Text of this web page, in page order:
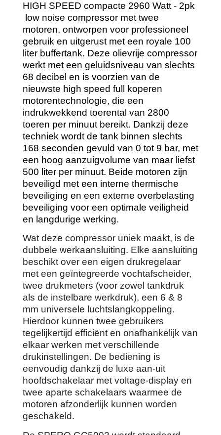
HIGH SPEED compacte 2960 Watt - 2pk
low noise compressor met twee
motoren, ontworpen voor professioneel
gebruik en uitgerust met een royale 100
liter buffertank. Deze olievrije compressor
werkt met een geluidsniveau van slechts
68 decibel en is voorzien van de
nieuwste high speed full koperen
motorentechnologie, die een
indrukwekkend toerental van 2800
toeren per minuut bereikt. Dankzij deze
techniek wordt de tank binnen slechts
168 seconden gevuld van 0 tot 9 bar, met
een hoog aanzuigvolume van maar liefst
500 liter per minuut. Beide motoren zijn
beveiligd met een interne thermische
beveiliging en een externe overbelasting
beveiliging voor een optimale veiligheid
en langdurige werking.
Wat deze compressor uniek maakt, is de
dubbele werkaansluiting. Elke aansluiting
beschikt over een eigen drukregelaar
met een geïntegreerde vochtafscheider,
twee drukmeters (voor zowel tankdruk
als de instelbare werkdruk), een 6 & 8
mm universele luchtslangkoppeling.
Hierdoor kunnen twee gebruikers
tegelijkertijd efficiënt en onafhankelijk van
elkaar werken met verschillende
drukinstellingen. De bediening is
eenvoudig dankzij de luxe aan-uit
hoofdschakelaar met voltage-display en
twee aparte schakelaars waarmee de
motoren afzonderlijk kunnen worden
geschakeld.